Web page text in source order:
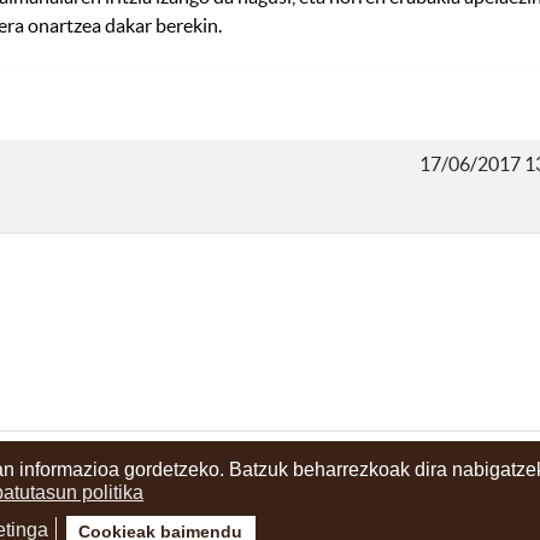
informazioa gordetzeko. Batzuk beharrezkoak dira
politika
Cookieak baimendu
onartzea dakar berekin.
17/06/2017